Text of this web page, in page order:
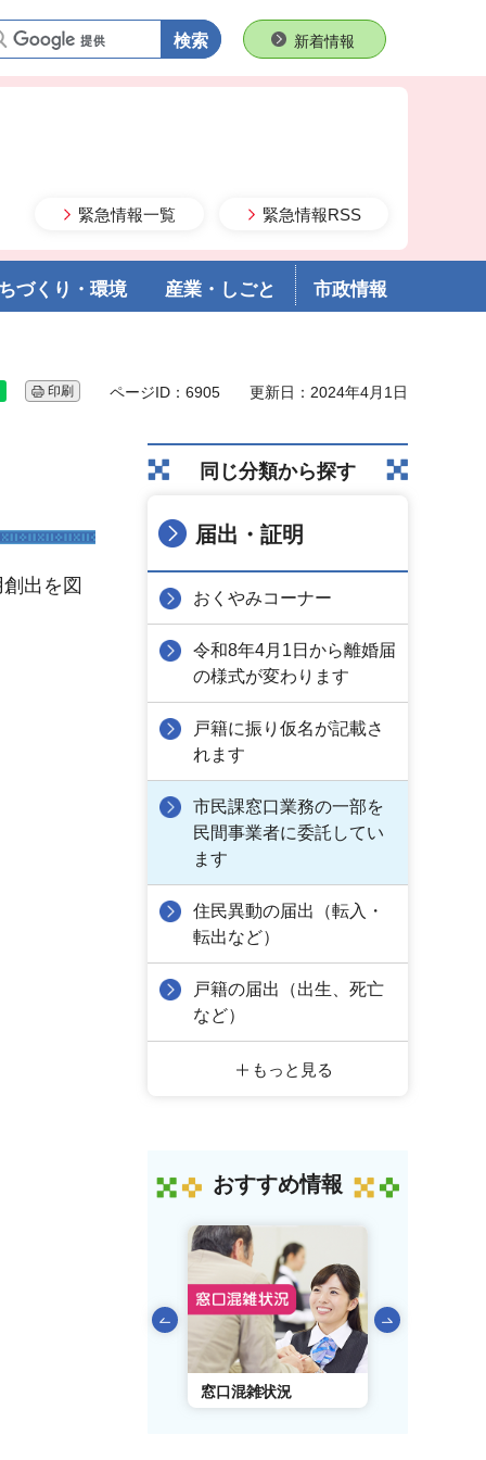
緊急情報一覧 緊急情報RSS
語句で検索新着情報
づくり・環境 産業・しごと 市政情報
印刷 ページID：6905 更新日：2024年4月1日
出を図
同じ分類から探す
届出・証明
おくやみコーナー
令和8年4月1日から離婚届
の様式が変わります
戸籍に振り仮名が記載さ
れます
市民課窓口業務の一部を
民間事業者に委託してい
ます
住民異動の届出（転入・
転出など）
戸籍の届出（出生、死亡
など）
もっと見る
おすすめ情報
前のスライドを表示
窓口混雑状況